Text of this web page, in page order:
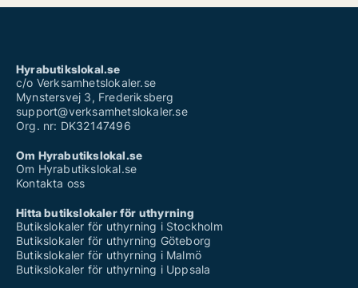
Hyrabutikslokal.se
c/o Verksamhetslokaler.se
Mynstersvej 3, Frederiksberg
support@verksamhetslokaler.se
Org. nr: DK32147496
Om Hyrabutikslokal.se
Om Hyrabutikslokal.se
Kontakta oss
Hitta butikslokaler för uthyrning
Butikslokaler för uthyrning i Stockholm
Butikslokaler för uthyrning Göteborg
Butikslokaler för uthyrning i Malmö
Butikslokaler för uthyrning i Uppsala